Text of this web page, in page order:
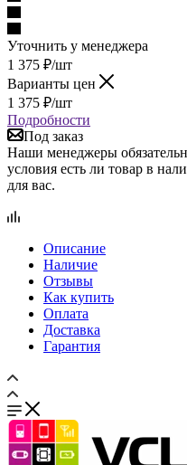
Уточнить у менеджера
1 375 ₽/шт
Варианты цен
1 375 ₽/шт
Подробности
Под заказ
Наши менеджеры
условия есть ли товар в
для вас.
Описание
Наличие
Отзывы
Как купить
Оплата
Доставка
Гарантия